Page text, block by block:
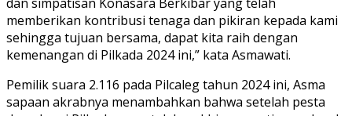
memberikan kontribusi tenaga dan pikiran kepada kami
sehingga tujuan bersama, dapat kita raih dengan
kemenangan di Pilkada 2024 ini,” kata Asmawati.
Pemilik suara 2.116 pada Pilcaleg tahun 2024 ini, Asma
sapaan akrabnya menambahkan bahwa setelah pesta